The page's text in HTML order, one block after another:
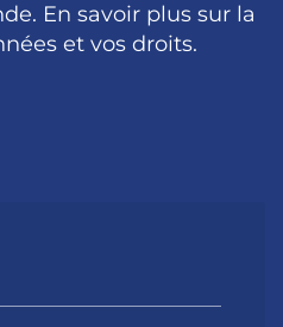
En savoir plus sur la
et vos droits.